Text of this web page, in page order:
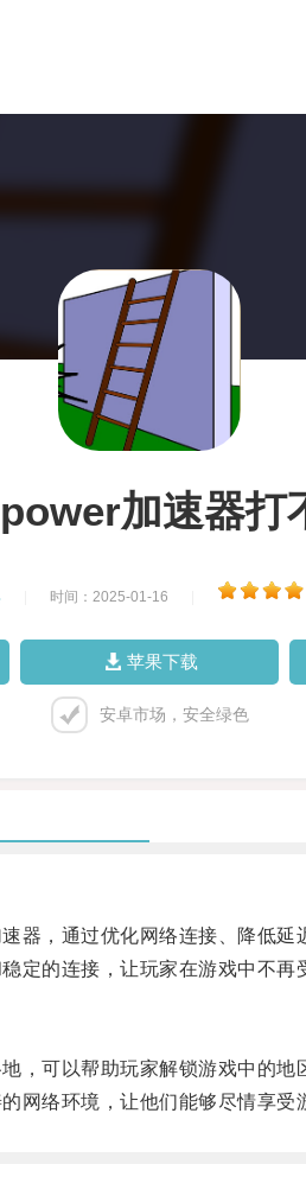
加速器打
时间：2025-01-16
苹果下载
安卓市场，安全绿色
，通过优化网络连接、降低延
的连接，让玩家在游戏中不再
可以帮助玩家解锁游戏中的地
络环境，让他们能够尽情享受